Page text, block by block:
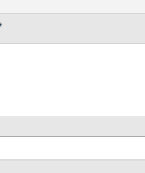
chẩn đoán sự cố và điều khiển
đóng lại cửa kịp thời, tránh lãng
độ tiết kiệm năng lượng, giúp